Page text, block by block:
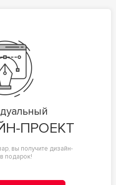
ПРОЕКТ
вы получите дизайн-
подарок!